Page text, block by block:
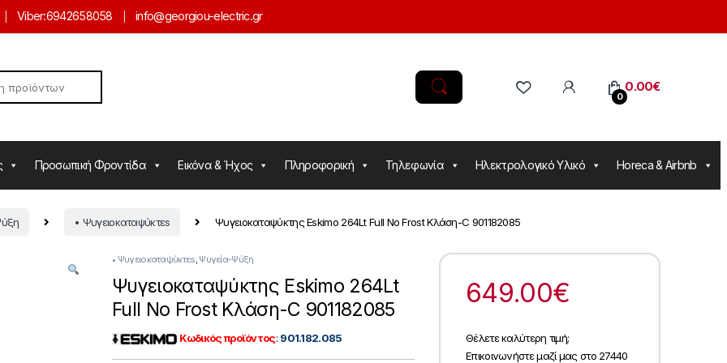
Viber:6942658058 info@georgiou-electric.gr
0
0.00€
Προσωπική Φροντίδα Εικόνα & Ήχος Πληροφορική Τηλεφωνία Ηλεκτρολογικό Υλικό Horeca & Airbnb
• Ψυγειοκαταψύκτεs Ψυγειοκαταψύκτης Eskimo 264Lt Full No Frost Κλάση-C 901182085
• Ψυγειοκαταψύκτεs Ψυγεία-Ψύξη
Ψυγειοκαταψύκτης Eskimo 264Lt
Full No Frost Κλάση-C 901182085
Κωδικός προϊόντος: 901.182.085
649.00€
Θέλετε καλύτερη τιμή;
Επικοινωνήστε μαζί μας στο 27440